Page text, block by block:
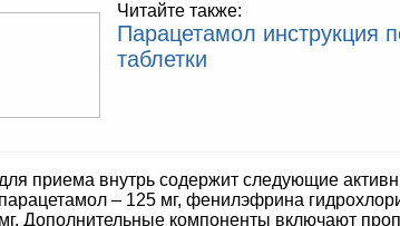
Читайте также:
Парацетамол инструкция
таблетки
приема внутрь содержит следующие
– 125 мг, фенилэфрина
Дополнительные компоненты включают